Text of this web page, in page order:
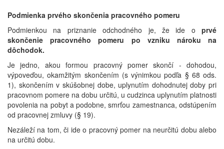
Podmienka prvého skončenia pracovného pomeru
Podmienkou na priznanie odchodného je, že ide o prvé
skončenie pracovného pomeru po vzniku nároku na
dôchodok.
Je jedno, akou formou pracovný pomer skončí - dohodou,
výpoveďou, okamžitým skončením (s výnimkou podľa § 68 ods.
1), skončením v skúšobnej dobe, uplynutím dohodnutej doby pri
pracovnom pomere na dobu určitú, u cudzinca uplynutím platnosti
povolenia na pobyt a podobne, smrťou zamestnanca, odstúpením
od pracovnej zmluvy (§ 19).
Nezáleží na tom, či ide o pracovný pomer na neurčitú dobu alebo
na určitú dobu.